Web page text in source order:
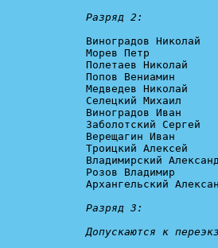
Разряд 2:
Виноградов Николай
Морев Петр
Полетаев Николай
Попов Вениамин
Медведев Николай
Селецкий Михаил
Виноградов Иван
Заболотский Сергей
Верещагин Иван
Троицкий Алексей
Владимирский
Розов Владимир
Архангельский
Разряд 3:
Допускаются к